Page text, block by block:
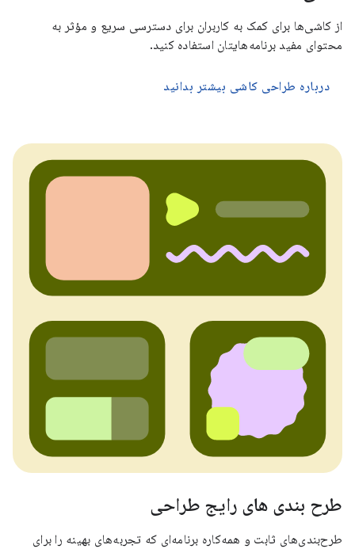
از کاشی‌ها برای کمک به کاربران برای دسترسی سریع و مؤثر به
محتوای مفید برنامه‌هایتان استفاده کنید.
درباره طراحی کاشی بیشتر بدانید
طرح بندی های رایج طراحی
طرح‌بندی‌های ثابت و همه‌کاره برنامه‌ای که تجربه‌های بهینه را برای